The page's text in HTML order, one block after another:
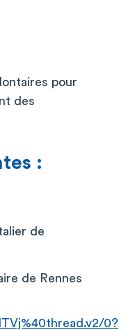
pour
des
:
de
de Rennes
0?